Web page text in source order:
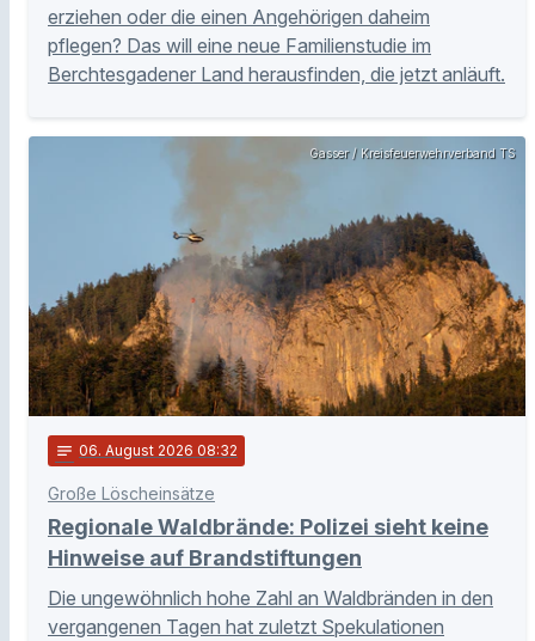
erziehen oder die einen Angehörigen daheim
pflegen? Das will eine neue Familienstudie im
Berchtesgadener Land herausfinden, die jetzt anläuft.
Gasser / Kreisfeuerwehrverband TS
notes 06. August 2026 08:32
Große Löscheinsätze
Regionale Waldbrände: Polizei sieht keine
Hinweise auf Brandstiftungen
Die ungewöhnlich hohe Zahl an Waldbränden in den
vergangenen Tagen hat zuletzt Spekulationen